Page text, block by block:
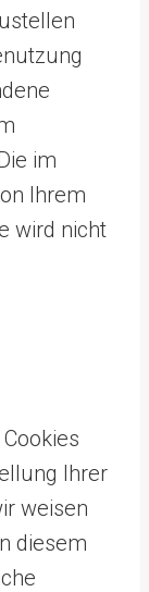
im
Ihrem
wird nicht
Ihrer
weisen
diesem